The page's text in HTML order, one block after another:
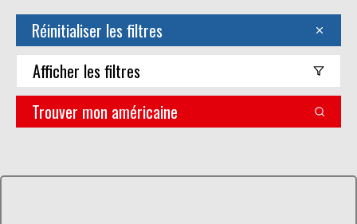
Réinitialiser les filtres
Afficher les filtres
Trouver mon américaine